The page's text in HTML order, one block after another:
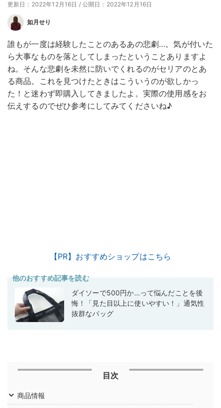
更新日：2022年12月16日 / 公開日：2022年12月16日
如月せり
誰もが一度は経験したことのあるあの悲劇…。気が付いた
ら大事なものを落としてしまったということありますよ
ね。そんな悲劇を未然に防いでくれるのがセリアのとあ
る商品。これを見つけたときはこういうのが欲しかっ
た！と迷わず即購入してきましたよ。実際の使用感をお
伝えするのでぜひ参考にしてみてくださいね♪
【PR】おすすめショップはこちら
他のおすすめ記事を読む
ダイソーで500円か…って悩んだことを後
悔！「見た目以上に使いやすい！」通気性
抜群なバッグ
目次
商品情報